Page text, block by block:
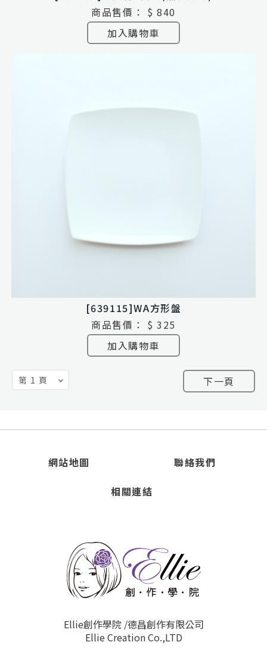
商品售價：
$ 840
加入購物車
[639115]WA方形盤
商品售價：
$ 325
加入購物車
下一頁
網站地圖 聯絡我們
相關連結
Ellie創作學院 /德昌創作有限公司
Ellie Creation Co.,LTD